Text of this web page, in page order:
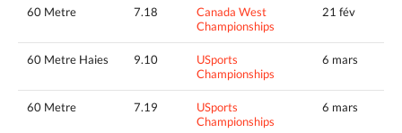
60 Metre 7.18
Canada West
Championships
21 fév
60 Metre Haies 9.10
USports
Championships
6 mars
60 Metre 7.19
USports
Championships
6 mars